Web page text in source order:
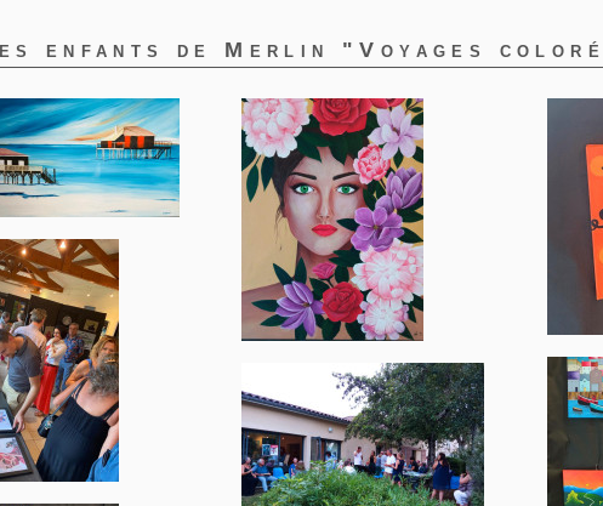
enfants de Merlin "Voyages